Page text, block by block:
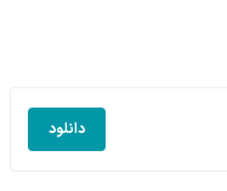
دانلود